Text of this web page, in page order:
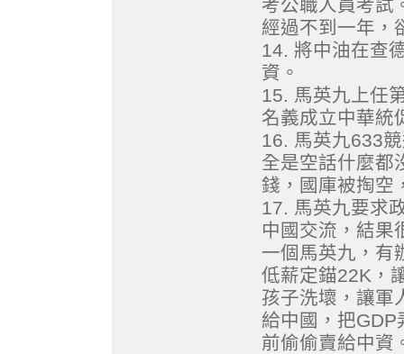
考公職人員考試
經過不到一年，
14. 將中油在查
資。
15. 馬英九上任
名義成立中華統
16. 馬英九633
全是空話什麼都
錢，國庫被掏空
17. 馬英九要求
中國交流，結果
一個馬英九，有
低薪定錨22K，
孩子洗壞，讓軍
給中國，把
前偷偷賣給中資